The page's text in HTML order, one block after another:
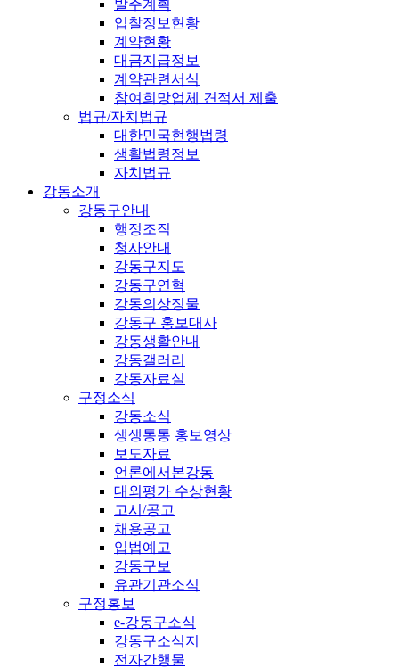
발주계획
입찰정보현황
계약현황
대금지급정보
계약관련서식
참여희망업체 견적서 제출
법규/자치법규
대한민국현행법령
생활법령정보
자치법규
강동소개
강동구안내
행정조직
청사안내
강동구지도
강동구연혁
강동의상징물
강동구 홍보대사
강동생활안내
강동갤러리
강동자료실
구정소식
강동소식
생생통통 홍보영상
보도자료
언론에서본강동
대외평가 수상현황
고시/공고
채용공고
입법예고
강동구보
유관기관소식
구정홍보
e-강동구소식
강동구소식지
전자간행물